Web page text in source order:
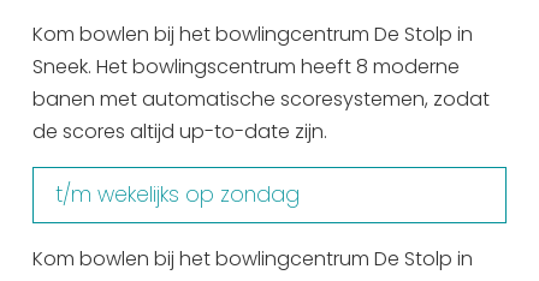
De Friese meren
Other languages
Routes
Kom bowlen bij het bowlingcentrum De Stolp in
Sneek. Het bowlingscentrum heeft 8 moderne
banen met automatische scoresystemen, zodat
de scores altijd up-to-date zijn.
t/m wekelijks op zondag
Kom bowlen bij het bowlingcentrum De Stolp in